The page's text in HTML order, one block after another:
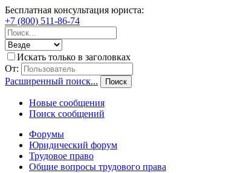
Бесплатная консультация юриста:
+7 (800) 511-86-74
Искать только в заголовках
От:
Расширенный поиск...
Поиск
Новые сообщения
Поиск сообщений
Форумы
Юридический форум
Трудовое право
Общие вопросы трудового права